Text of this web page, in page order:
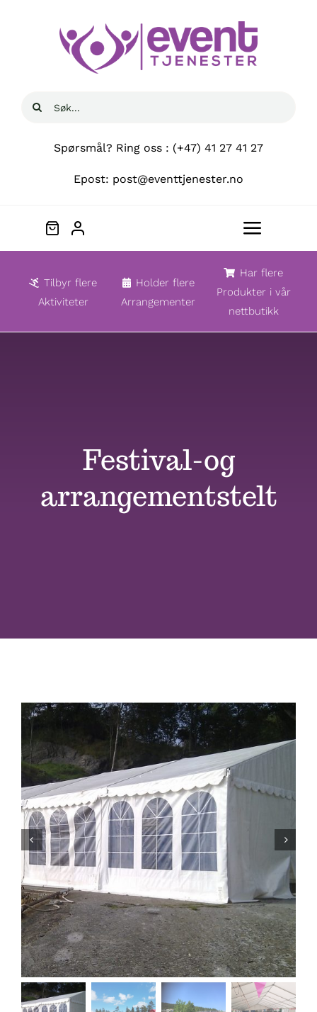
Søk
Spørsmål? Ring oss : (+47) 41 27 41 27
Epost: post@eventtjenester.no
Toggle
Tilbyr flere
Aktiviteter
Holder flere
Arrangementer
Har flere
Produkter i vår
nettbutikk
Festival-og
arrangementstelt